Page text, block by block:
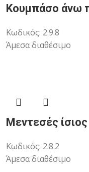
Κουμπάσο άνω
Κωδικός: 2.9.8
Άμεσα διαθέσιμο
Μεντεσές ίσιος
Κωδικός: 2.8.2
Άμεσα διαθέσιμο